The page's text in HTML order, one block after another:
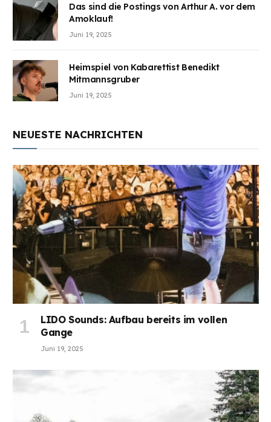
Das sind die Postings von Arthur A. vor dem
Amoklauf!
Juni 19, 2025
Heimspiel von Kabarettist Benedikt
Mitmannsgruber
Juni 19, 2025
NEUESTE NACHRICHTEN
LIDO Sounds: Aufbau bereits im vollen
Gange
Juni 19, 2025